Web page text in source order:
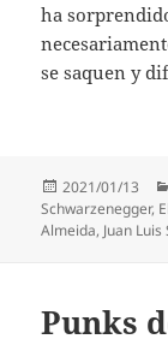
ha
se saquen y
Publicado
el
2021/01/13
Schwarzenegger,
Almeida, Juan
Punks